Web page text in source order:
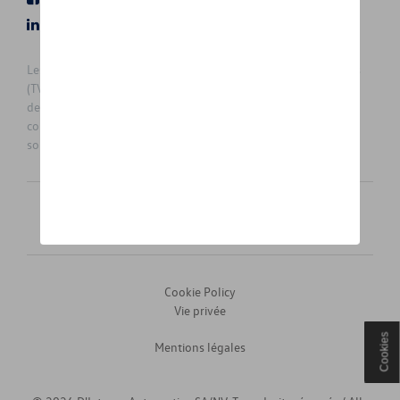
Les prix affichés sur le présent site sont des prix recommandés
(TVAc), hors éventuels frais de montage. Pour connaitre le prix
de vente actuel et les éventuels frais de montage, veuillez
contacter votre concessionnaire/agent. Les prix recommandés
sont sujets à des changements sans préavis.
Mentions légales
Cookie Policy
Vie privée
Cookies